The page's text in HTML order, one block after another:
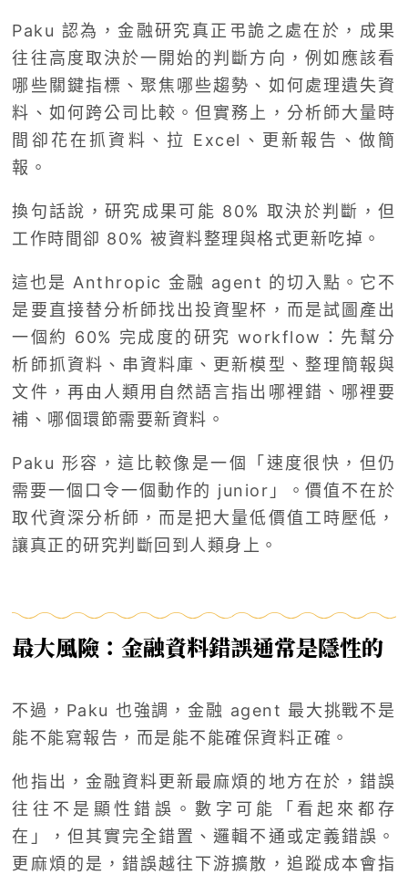
Paku 認為，金融研究真正弔詭之處在於，成果
往往高度取決於一開始的判斷方向，例如應該看
哪些關鍵指標、聚焦哪些趨勢、如何處理遺失資
料、如何跨公司比較。但實務上，分析師大量時
間卻花在抓資料、拉 Excel、更新報告、做簡
報。
換句話說，研究成果可能 80% 取決於判斷，但
工作時間卻 80% 被資料整理與格式更新吃掉。
這也是 Anthropic 金融 agent 的切入點。它不
是要直接替分析師找出投資聖杯，而是試圖產出
一個約 60% 完成度的研究 workflow：先幫分
析師抓資料、串資料庫、更新模型、整理簡報與
文件，再由人類用自然語言指出哪裡錯、哪裡要
補、哪個環節需要新資料。
Paku 形容，這比較像是一個「速度很快，但仍
需要一個口令一個動作的 junior」。價值不在於
取代資深分析師，而是把大量低價值工時壓低，
讓真正的研究判斷回到人類身上。
最大風險：金融資料錯誤通常是隱性的
不過，Paku 也強調，金融 agent 最大挑戰不是
能不能寫報告，而是能不能確保資料正確。
他指出，金融資料更新最麻煩的地方在於，錯誤
往往不是顯性錯誤。數字可能「看起來都存
在」，但其實完全錯置、邏輯不通或定義錯誤。
更麻煩的是，錯誤越往下游擴散，追蹤成本會指